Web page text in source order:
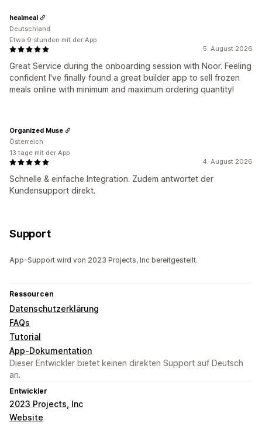
5. August 2026
Great Service during the onboarding session with Noor. Feeling
confident I've finally found a great builder app to sell frozen
meals online with minimum and maximum ordering quantity!
healmeal
Deutschland
Etwa 9 stunden mit der App
4. August 2026
Schnelle & einfache Integration. Zudem antwortet der
Kundensupport direkt.
Organized Muse
Österreich
13 tage mit der App
Support
App-Support wird von 2023 Projects, Inc bereitgestellt.
Ressourcen
Datenschutzerklärung
FAQs
Tutorial
App-Dokumentation
Dieser Entwickler bietet keinen direkten Support auf Deutsch
an.
Entwickler
2023 Projects, Inc
Website